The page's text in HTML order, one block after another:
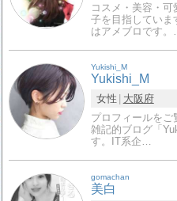
コスメ・美容・
子を目指していま
はアメブロです。…
Yukishi_M
Yukishi_M
女性
大阪府
プロフィールをご
雑記的ブログ「
す。IT系企…
gomachan
美白